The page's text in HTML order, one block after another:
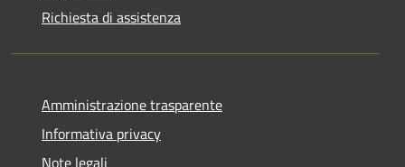
Richiesta di assistenza
Amministrazione trasparente
Informativa privacy
Note legali